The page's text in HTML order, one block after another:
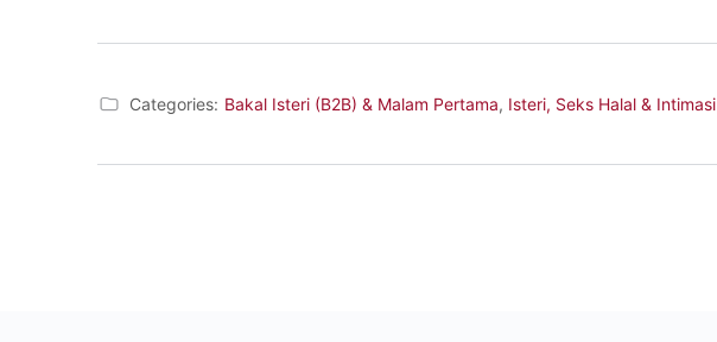
Categories: Bakal Isteri (B2B) & Malam Pertama, Isteri, Seks Halal & Intimasi